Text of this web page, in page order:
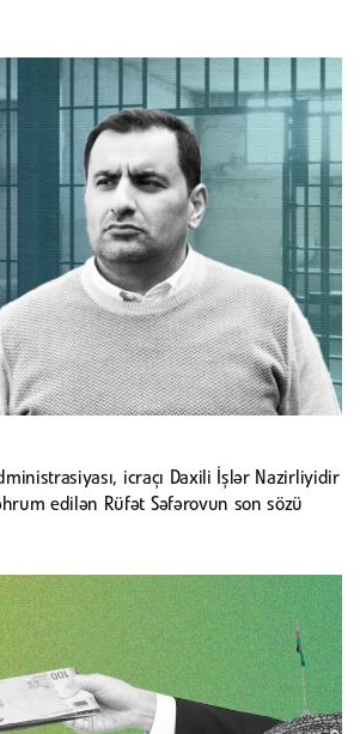
icraçı Daxili İşlər Nazirliyidir
edilən Rüfət Səfərovun son sözü